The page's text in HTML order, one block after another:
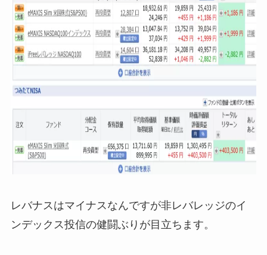
レバナスはマイナスなんですが非レバレッジのイ
ンデックス投信の健闘ぶりが目立ちます。